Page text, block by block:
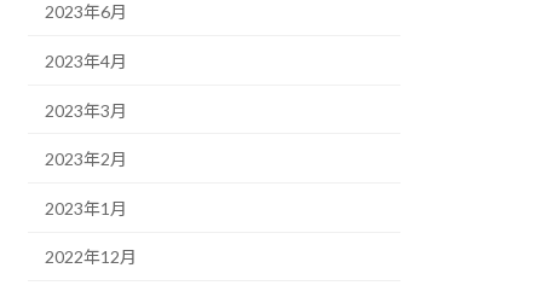
2023年6月
2023年4月
2023年3月
2023年2月
2023年1月
2022年12月